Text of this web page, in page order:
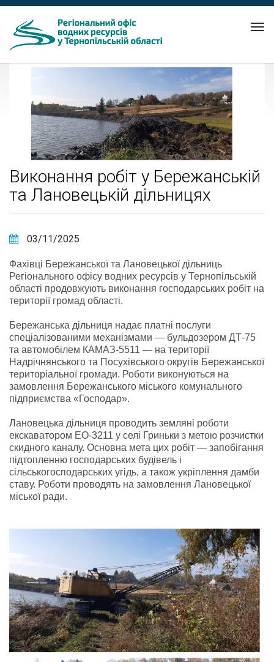
Виконання робіт у Бережанській
та Лановецькій дільницях
03/11/2025
Фахівці Бережанської та Лановецької дільниць
Регіонального офісу водних ресурсів у Тернопільській
області продовжують виконання господарських робіт на
території громад області.
Бережанська дільниця надає платні послуги
спеціалізованими механізмами — бульдозером ДТ-75
та автомобілем КАМАЗ-5511 — на території
Надрічнянського та Посухівського округів Бережанської
територіальної громади. Роботи виконуються на
замовлення Бережанського міського комунального
підприємства «Господар».
Лановецька дільниця проводить земляні роботи
екскаватором ЕО-3211 у селі Гриньки з метою розчистки
скидного каналу. Основна мета цих робіт — запобігання
підтопленню господарських будівель і
сільськогосподарських угідь, а також укріплення дамби
ставу. Роботи проводять на замовлення Лановецької
міської ради.